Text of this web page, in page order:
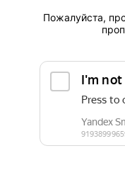
Пожалуйста,